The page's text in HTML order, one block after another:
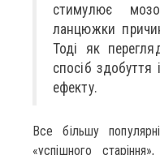
стимулює
ланцюжки
Тоді як
спосіб здобуття
ефекту.
Все більшу
«успішного